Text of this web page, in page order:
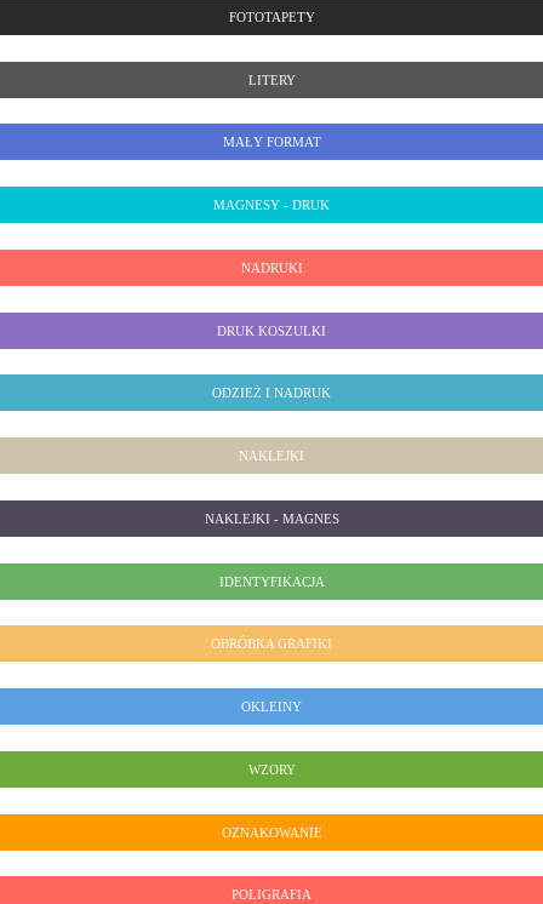
FOTOTAPETY
LITERY
MAŁY FORMAT
MAGNESY - DRUK
NADRUKI
DRUK KOSZULKI
ODZIEŻ I NADRUK
NAKLEJKI
NAKLEJKI - MAGNES
IDENTYFIKACJA
OBRÓBKA GRAFIKI
OKLEINY
WZORY
OZNAKOWANIE
POLIGRAFIA